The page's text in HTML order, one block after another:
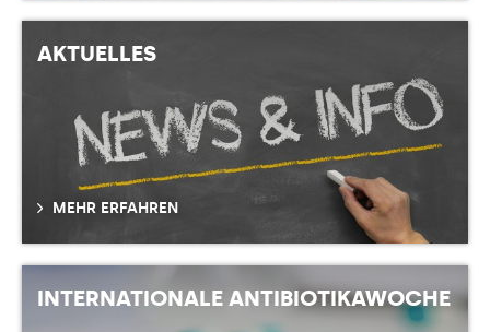
AKTUELLES
MEHR ERFAHREN
INTERNATIONALE ANTIBIOTIKAWOCHE